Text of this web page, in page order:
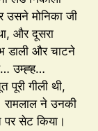
मोनिका जी
और दूसरा
डाली और चाटने
उम्ह्ह…
गीली थी,
रामलाल ने उनकी
सेट किया।